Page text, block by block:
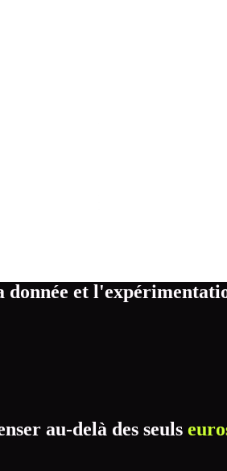
et
au-delà des seuls